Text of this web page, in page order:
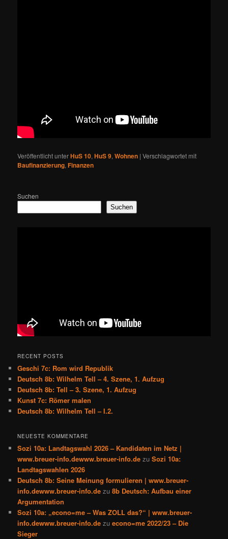
Veröffentlicht unterHuS 10,HuS 9,Wohnen |Verschlagwortet mit
Baufinanzierung,Finanzen
Suchen
Suchen
RECENT POSTS
Geschi 7c: Rom wird Republik
Deutsch 8b: Wilhelm Tell – 4. Szene, 1. Aufzug
Deutsch 8b: Tell – 3. Szene, 1. Aufzug
Kunst 7c: Römer malen
Deutsch 8b: Wilhelm Tell – I.2.
NEUESTE KOMMENTARE
Sozi 10a: Landtagswahl 2026 – Kandidaten im Netz |
www.breuer-info.dewww.breuer-info.de zuSozi 10a:
Landtagswahlen 2026
Deutsch 8b: Seine Meinung formulieren | www.breuer-
info.dewww.breuer-info.de zu8b Deutsch: Aufbau einer
Argumentation
Sozi 10a: „econo=me – Was ZOLL das?“ | www.breuer-
info.dewww.breuer-info.de zuecono=me 2022/23 – Die
Sieger